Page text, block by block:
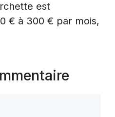
est
€ à 300 € par mois,